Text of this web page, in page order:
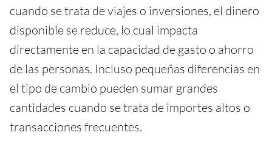
cuando se trata de viajes o inversiones, el dinero
disponible se reduce, lo cual impacta
directamente en la capacidad de gasto o ahorro
de las personas. Incluso pequeñas diferencias en
el tipo de cambio pueden sumar grandes
cantidades cuando se trata de importes altos o
transacciones frecuentes.